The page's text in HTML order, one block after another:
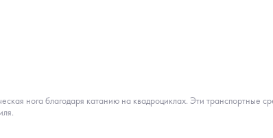
нога благодаря катанию на квадроциклах. Эти